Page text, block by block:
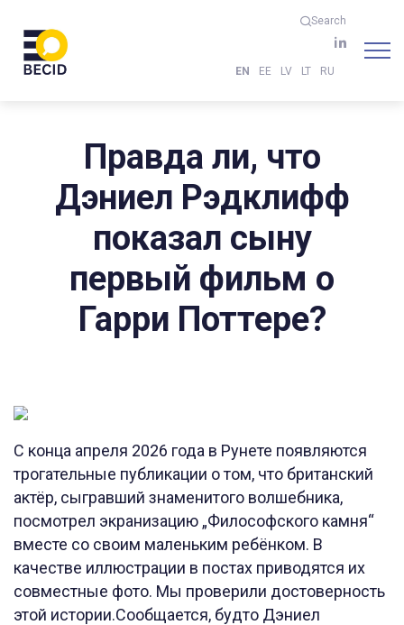
Search
EN EE LV LT RU
Правда ли, что
Дэниел Рэдклифф
показал сыну
первый фильм о
Гарри Поттере?
С конца апреля 2026 года в Рунете появляются
трогательные публикации о том, что британский
актёр, сыгравший знаменитого волшебника,
посмотрел экранизацию „Философского камня“
вместе со своим маленьким ребёнком. В
качестве иллюстрации в постах приводятся их
совместные фото. Мы проверили достоверность
этой истории.Сообщается, будто Дэниел